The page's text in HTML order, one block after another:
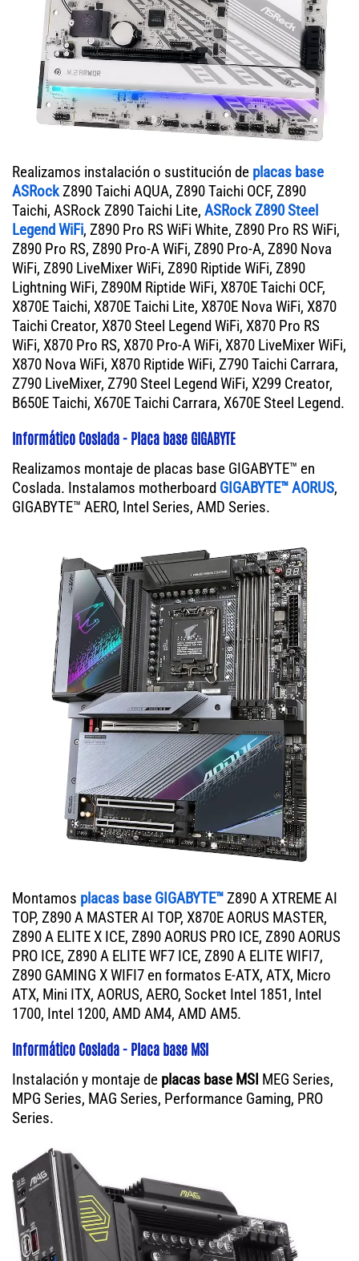
Realizamos instalación o sustitución de placas base
ASRockZ890 Taichi AQUA, Z890 Taichi OCF, Z890
Taichi, ASRock Z890 Taichi Lite, ASRock Z890 Steel
Legend WiFi, Z890 Pro RS WiFi White, Z890 Pro RS WiFi,
Z890 Pro RS, Z890 Pro-A WiFi, Z890 Pro-A, Z890 Nova
WiFi, Z890 LiveMixer WiFi, Z890 Riptide WiFi, Z890
Lightning WiFi, Z890M Riptide WiFi, X870E Taichi OCF,
X870E Taichi, X870E Taichi Lite, X870E Nova WiFi, X870
Taichi Creator, X870 Steel Legend WiFi, X870 Pro RS
WiFi, X870 Pro RS, X870 Pro-A WiFi, X870 LiveMixer WiFi,
X870 Nova WiFi, X870 Riptide WiFi, Z790 Taichi Carrara,
Z790 LiveMixer, Z790 Steel Legend WiFi, X299 Creator,
B650E Taichi, X670E Taichi Carrara, X670E Steel Legend.
Informático Coslada - Placa base GIGABYTE
Realizamos montaje de placas base GIGABYTE™ en
Coslada. Instalamos motherboard GIGABYTE™ AORUS,
GIGABYTE™ AERO, Intel Series, AMD Series.
Montamos placas base GIGABYTE™Z890 A XTREME AI
TOP, Z890 A MASTER AI TOP, X870E AORUS MASTER,
Z890 A ELITE X ICE, Z890 AORUS PRO ICE, Z890 AORUS
PRO ICE, Z890 A ELITE WF7 ICE, Z890 A ELITE WIFI7,
Z890 GAMING X WIFI7 en formatos E-ATX, ATX, Micro
ATX, Mini ITX, AORUS, AERO, Socket Intel 1851, Intel
1700, Intel 1200, AMD AM4, AMD AM5.
Informático Coslada - Placa base MSI
Instalación y montaje de placas base MSI MEG Series,
MPG Series, MAG Series, Performance Gaming, PRO
Series.